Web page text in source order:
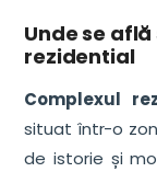
Unde se
rezidential
Complexul
situat într-o
de istorie și